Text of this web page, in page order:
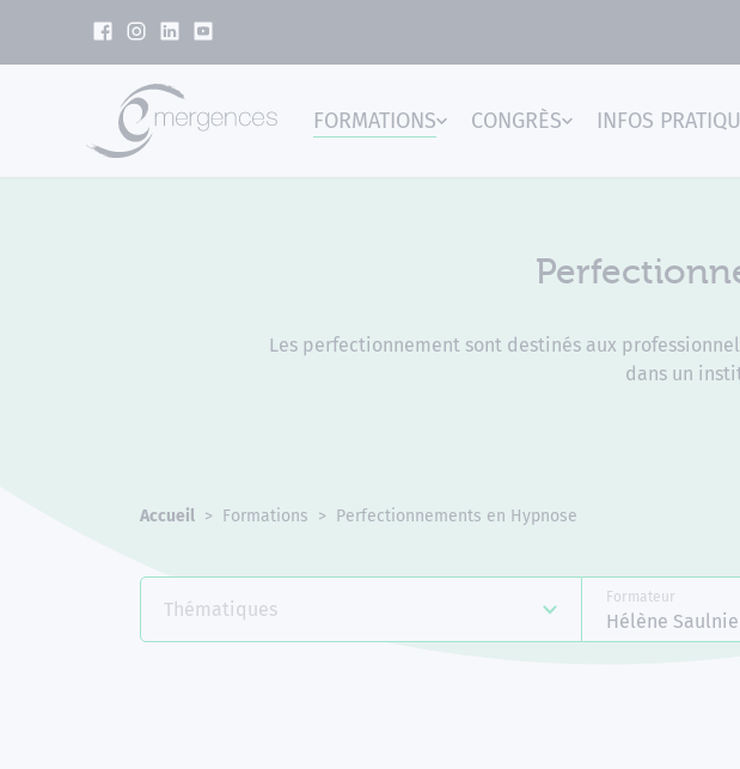
FORMATIONS CONGRÈS INFOS
Les perfectionnement sont destinés aux
dans un
Accueil Formations Perfectionnements en Hypnose
Thématiques
Formateur
Hélène